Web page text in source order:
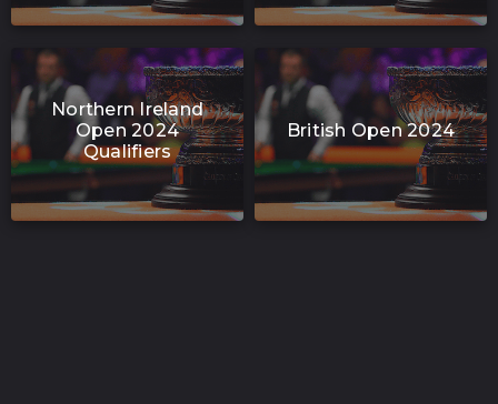
Northern Ireland
Open 2024
Qualifiers
British Open 2024